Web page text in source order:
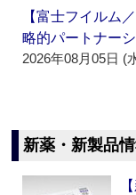
【富士フイルム
略的パートナー
2026年08月05日 (
新薬・新製品